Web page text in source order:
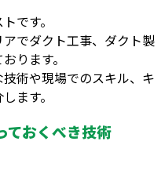
です。
でダクト工事、ダクト製
ります。
術や現場でのスキル、キ
ます。
ておくべき技術